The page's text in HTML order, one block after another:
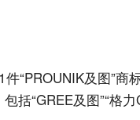
“PROUNIK及图”商
包括“GREE及图”“格